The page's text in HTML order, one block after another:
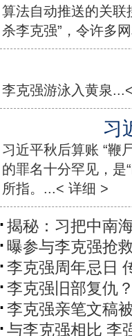
算法自动推送的关
杀李克强”，令许多
李克强游泳入黄泉
习
习近平秋后算账 “鞭
的罪名十分罕见，是
所指。...< 详细 >
揭秘：习把中南
曝参与李克强抢
李克强周年忌日
李克强旧部复仇
李克强亲笔文稿
与李克强相比 李